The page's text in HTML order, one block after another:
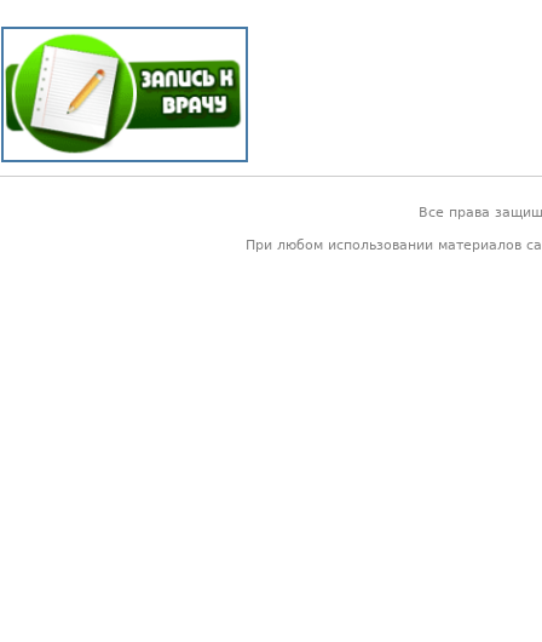
Все права
При любом использовании материалов